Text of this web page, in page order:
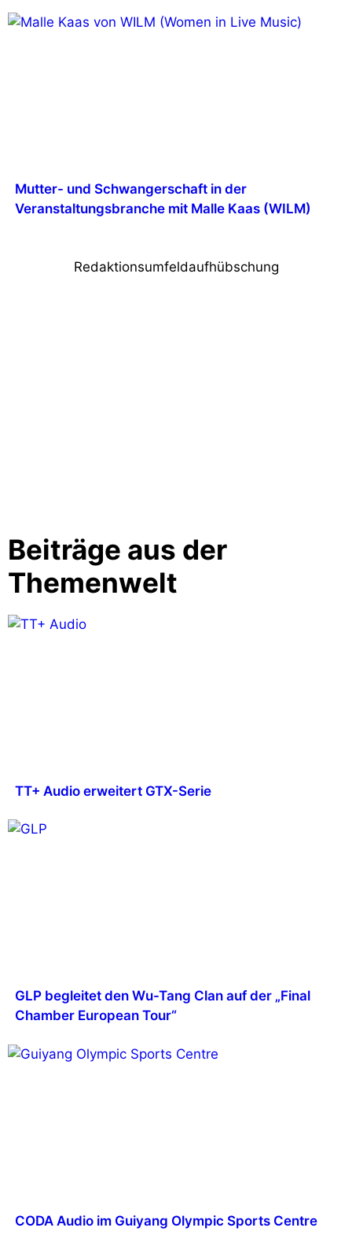
Mutter- und Schwangerschaft in der
Veranstaltungsbranche mit Malle Kaas (WILM)
Redaktionsumfeldaufhübschung
Beiträge aus der
Themenwelt
TT+ Audio erweitert GTX-Serie
GLP begleitet den Wu-Tang Clan auf der „Final
Chamber European Tour“
CODA Audio im Guiyang Olympic Sports Centre